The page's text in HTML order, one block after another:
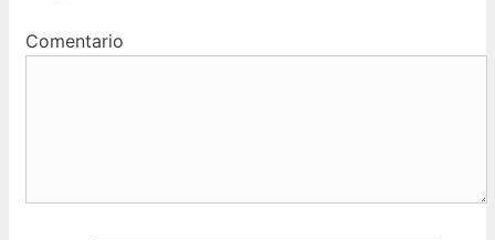
Comentario